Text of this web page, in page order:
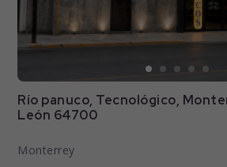
Río panuco, Tecnológico,
León 64700
Monterrey